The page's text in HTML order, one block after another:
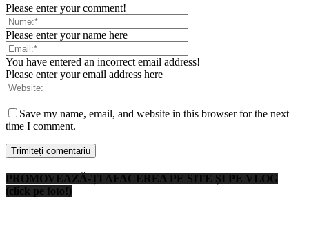
Please enter your comment!
Please enter your name here
You have entered an incorrect email address!
Please enter your email address here
Save my name, email, and website in this browser for the next
time I comment.
PROMOVEAZĂ-ȚI AFACEREA PE SITE ȘI PE VLOG
(click pe foto!)